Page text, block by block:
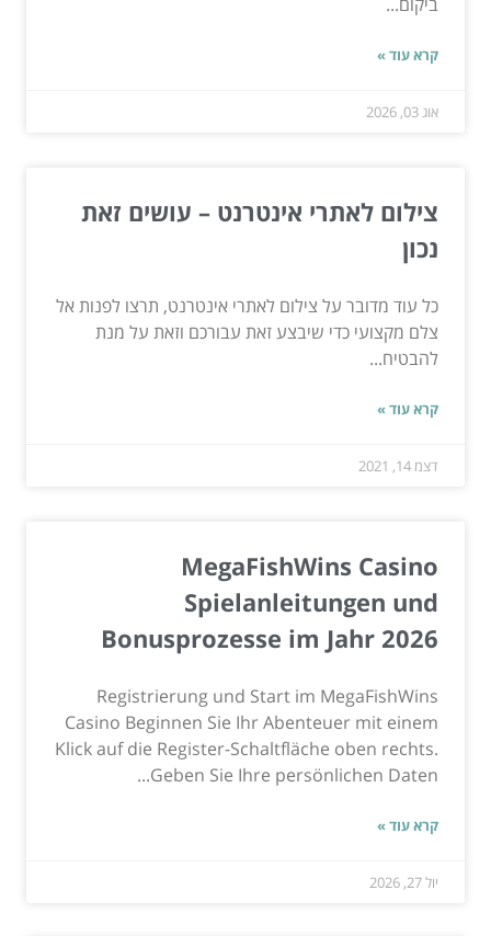
ביקום...
קרא עוד »
אוג 03, 2026
צילום לאתרי אינטרנט – עושים זאת
נכון
כל עוד מדובר על צילום לאתרי אינטרנט, תרצו לפנות אל
צלם מקצועי כדי שיבצע זאת עבורכם וזאת על מנת
להבטיח...
קרא עוד »
דצמ 14, 2021
MegaFishWins Casino
Spielanleitungen und
Bonusprozesse im Jahr 2026
Registrierung und Start im MegaFishWins
Casino Beginnen Sie Ihr Abenteuer mit einem
Klick auf die Register-Schaltfläche oben rechts.
Geben Sie Ihre persönlichen Daten...
קרא עוד »
יול 27, 2026